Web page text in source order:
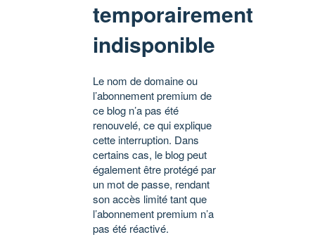
temporairement
indisponible
Le nom de domaine ou
l’abonnement premium de
ce blog n’a pas été
renouvelé, ce qui explique
cette interruption. Dans
certains cas, le blog peut
également être protégé par
un mot de passe, rendant
son accès limité tant que
l’abonnement premium n’a
pas été réactivé.